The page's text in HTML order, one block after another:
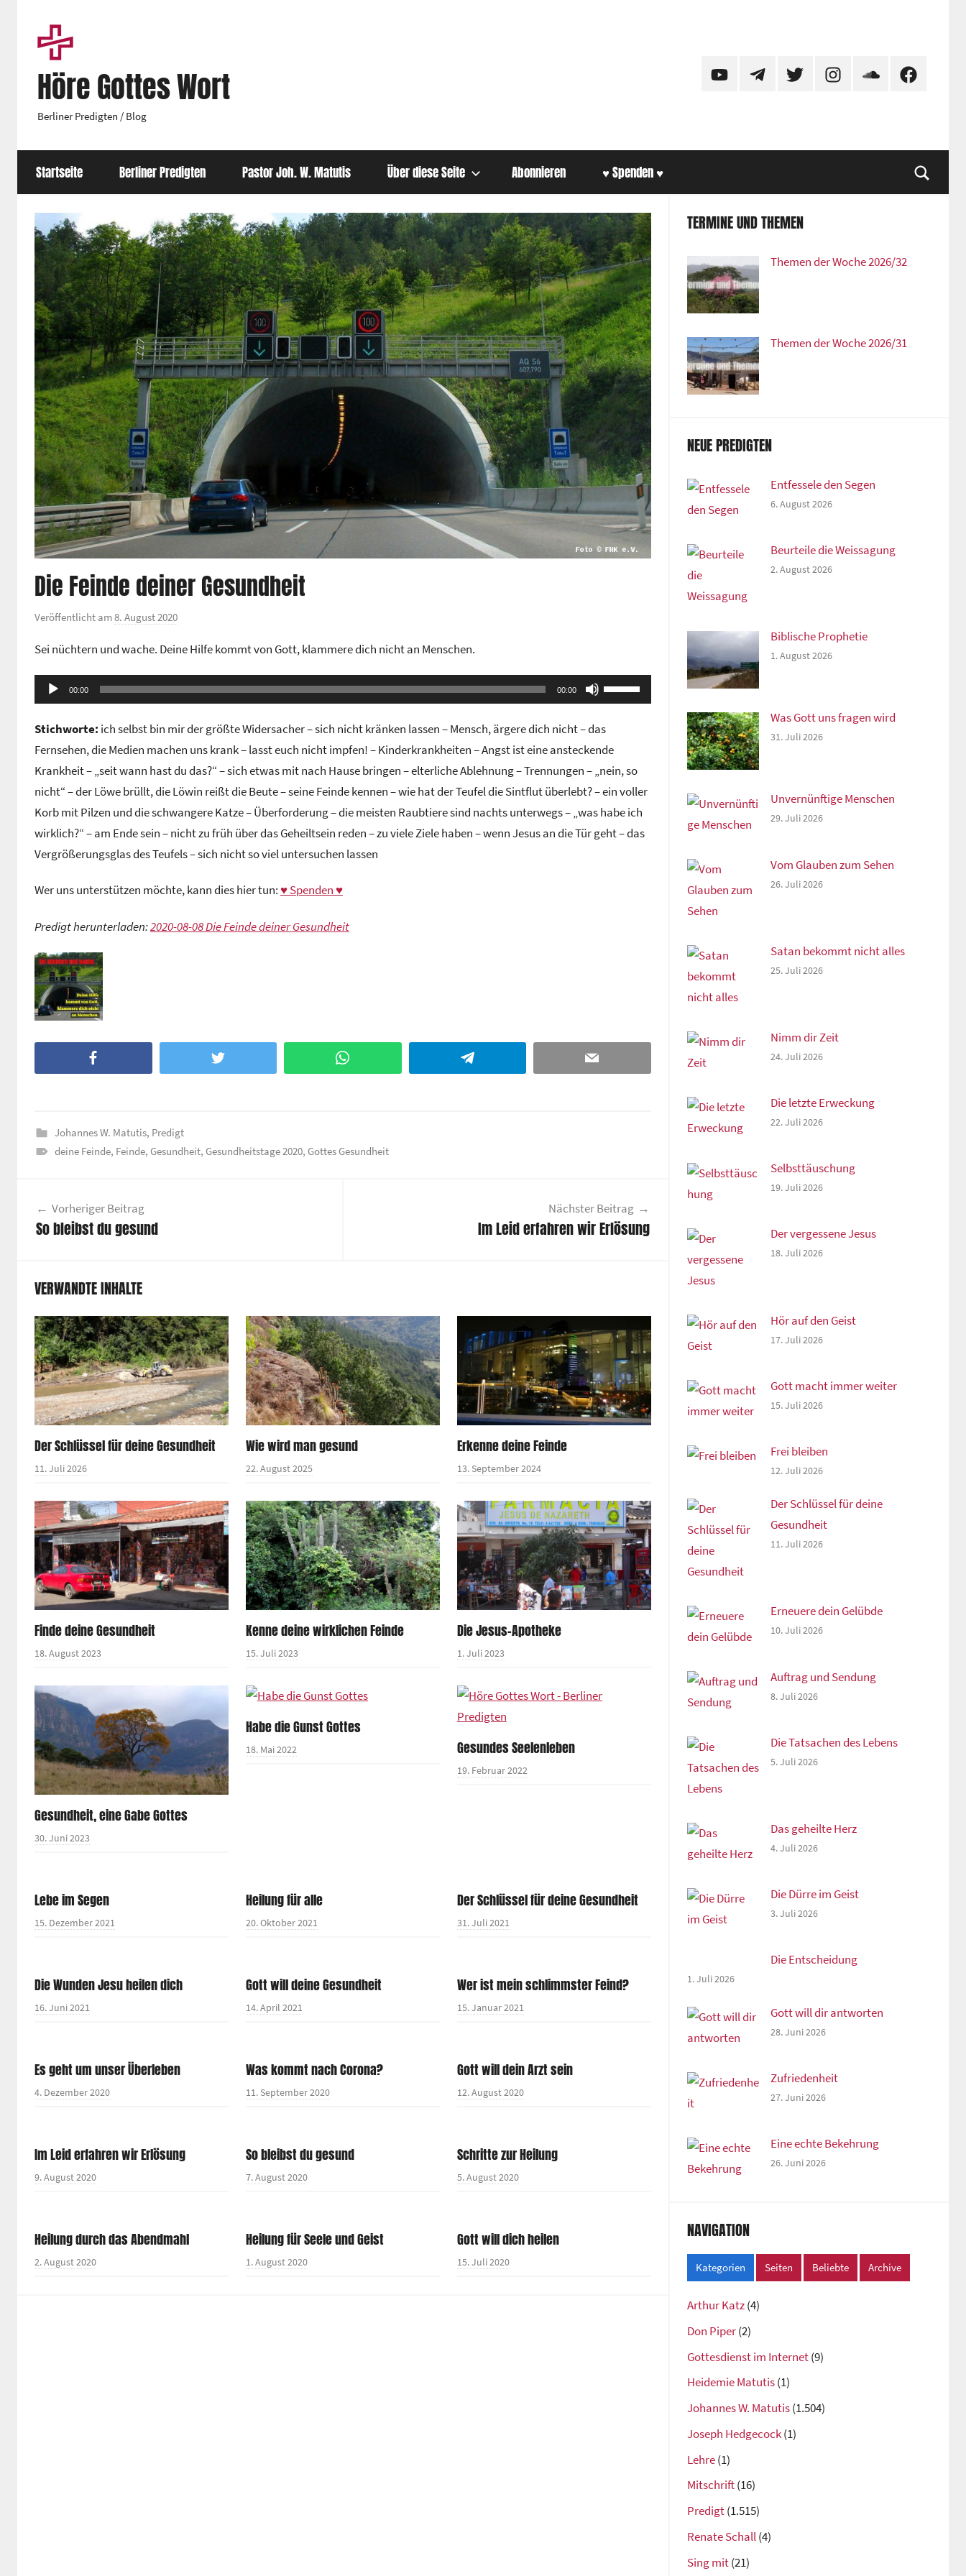
springen
Höre Gottes Wort
Berliner Predigten / Blog
YouTubeTelegramTwitter InstagramSoundCloudFacebook
Startseite Berliner Predigten Pastor Joh. W. Matutis Über diese Seite Abonnieren ♥ Spenden ♥
Die Feinde deiner Gesundheit
Veröffentlicht am8. August 2020
n
G
e
e
i
n
d
e
n
r
m
Sei nüchtern und wache. Deine Hilfe kommt von Gott, klammere dich nicht an Menschen.
Audio-
Player
00:00 00:00
Pfeiltasten
Hoch/Runter
benutzen,
um
die
Lautstärke
zu
regeln.
Stichworte: ich selbst bin mir der größte Widersacher – sich nicht kränken lassen – Mensch, ärgere dich nicht – das
Fernsehen, die Medien machen uns krank – lasst euch nicht impfen! – Kinderkrankheiten – Angst ist eine ansteckende
Krankheit – „seit wann hast du das?“ – sich etwas mit nach Hause bringen – elterliche Ablehnung – Trennungen – „nein, so
nicht“ – der Löwe brüllt, die Löwin reißt die Beute – seine Feinde kennen – wie hat der Teufel die Sintflut überlebt? – ein voller
Korb mit Pilzen und die schwangere Katze – Überforderung – die meisten Raubtiere sind nachts unterwegs – „was habe ich
wirklich?“ – am Ende sein – nicht zu früh über das Geheiltsein reden – zu viele Ziele haben – wenn Jesus an die Tür geht – das
Vergrößerungsglas des Teufels – sich nicht so viel untersuchen lassen
Wer uns unterstützen möchte, kann dies hier tun: ♥ Spenden ♥
Predigt herunterladen:2020-08-08 Die Feinde deiner Gesundheit
Twitter WhatsApp Telegram Email
Johannes W. Matutis, Predigt
deine Feinde, Feinde, Gesundheit, Gesundheitstage 2020, Gottes Gesundheit
Vorheriger Beitrag
So bleibst du gesund
Nächster Beitrag
Im Leid erfahren wir Erlösung
VERWANDTE INHALTE
Der Schlüssel für deine Gesundheit
11. Juli 2026
Wie wird man gesund
22. August 2025
Erkenne deine Feinde
13. September 2024
Finde deine Gesundheit
18. August 2023
Kenne deine wirklichen Feinde
15. Juli 2023
Die Jesus-Apotheke
1. Juli 2023
Gesundheit, eine Gabe Gottes
30. Juni 2023
Habe die Gunst Gottes
18. Mai 2022 Gesundes Seelenleben
19. Februar 2022
Lebe im Segen
15. Dezember 2021
Heilung für alle
20. Oktober 2021
Der Schlüssel für deine Gesundheit
31. Juli 2021
Die Wunden Jesu heilen dich
16. Juni 2021
Gott will deine Gesundheit
14. April 2021
Wer ist mein schlimmster Feind?
15. Januar 2021
Es geht um unser Überleben
4. Dezember 2020
Was kommt nach Corona?
11. September 2020
Gott will dein Arzt sein
12. August 2020
Im Leid erfahren wir Erlösung
9. August 2020
So bleibst du gesund
7. August 2020
Schritte zur Heilung
5. August 2020
Heilung durch das Abendmahl
2. August 2020
Heilung für Seele und Geist
1. August 2020
Gott will dich heilen
15. Juli 2020
TERMINE UND THEMEN
Themen der Woche 2026/32
Themen der Woche 2026/31
NEUE PREDIGTEN
Entfessele den Segen
6. August 2026
Beurteile die Weissagung
2. August 2026
Biblische Prophetie
1. August 2026
Was Gott uns fragen wird
31. Juli 2026
Unvernünftige Menschen
29. Juli 2026
Vom Glauben zum Sehen
26. Juli 2026
Satan bekommt nicht alles
25. Juli 2026
Nimm dir Zeit
24. Juli 2026
Die letzte Erweckung
22. Juli 2026
Selbsttäuschung
19. Juli 2026
Der vergessene Jesus
18. Juli 2026
Hör auf den Geist
17. Juli 2026
Gott macht immer weiter
15. Juli 2026
Frei bleiben
12. Juli 2026
Der Schlüssel für deine
Gesundheit
11. Juli 2026
Erneuere dein Gelübde
10. Juli 2026
Auftrag und Sendung
8. Juli 2026
Die Tatsachen des Lebens
5. Juli 2026
Das geheilte Herz
4. Juli 2026
Die Dürre im Geist
3. Juli 2026
Die Entscheidung
1. Juli 2026
Gott will dir antworten
28. Juni 2026
Zufriedenheit
27. Juni 2026
Eine echte Bekehrung
26. Juni 2026
NAVIGATION
Kategorien Seiten Beliebte Archive
Arthur Katz(4)
Don Piper(2)
Gottesdienst im Internet(9)
Heidemie Matutis(1)
Johannes W. Matutis(1.504)
Joseph Hedgecock(1)
Lehre(1)
Mitschrift(16)
Predigt(1.515)
Renate Schall(4)
Sing mit(21)